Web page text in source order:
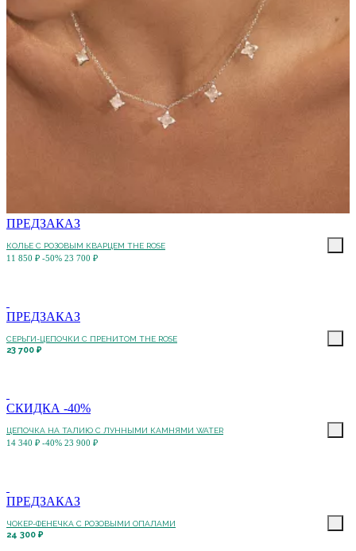
ПРЕДЗАКАЗ
КОЛЬЕ С РОЗОВЫМ КВАРЦЕМ THE ROSE
11 850 ₽ -50% 23 700 ₽
ПРЕДЗАКАЗ
СЕРЬГИ-ЦЕПОЧКИ С ПРЕНИТОМ THE ROSE
23 700 ₽
СКИДКА -40%
ЦЕПОЧКА НА ТАЛИЮ С ЛУННЫМИ КАМНЯМИ WATER
14 340 ₽ -40% 23 900 ₽
ПРЕДЗАКАЗ
ЧОКЕР-ФЕНЕЧКА С РОЗОВЫМИ ОПАЛАМИ
24 300 ₽